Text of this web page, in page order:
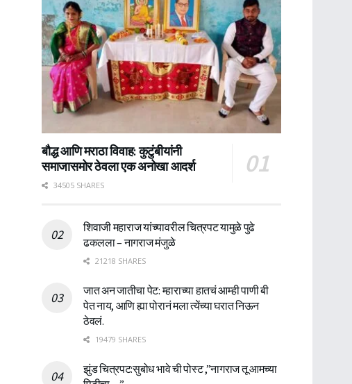
बौद्ध आणि मराठा विवाह: कुटुंबीयांनी
समाजासमोर ठेवला एक अनोखा आदर्श
34505 SHARES
शिवाजी महाराज यांच्यावरील चित्रपट यामुळे पुढे
ढकलला – नागराज मंजुळे
21218 SHARES
जात अन जातीचा पेट: म्हाराच्या हातचं आम्ही पाणी बी
पेत नाय, आणि ह्या पोरानं मला त्येंच्या घरात निऊन
ठेवलं.
19479 SHARES
झुंड चित्रपट:सुबोध भावे ची पोस्ट ,”नागराज तू आमच्या